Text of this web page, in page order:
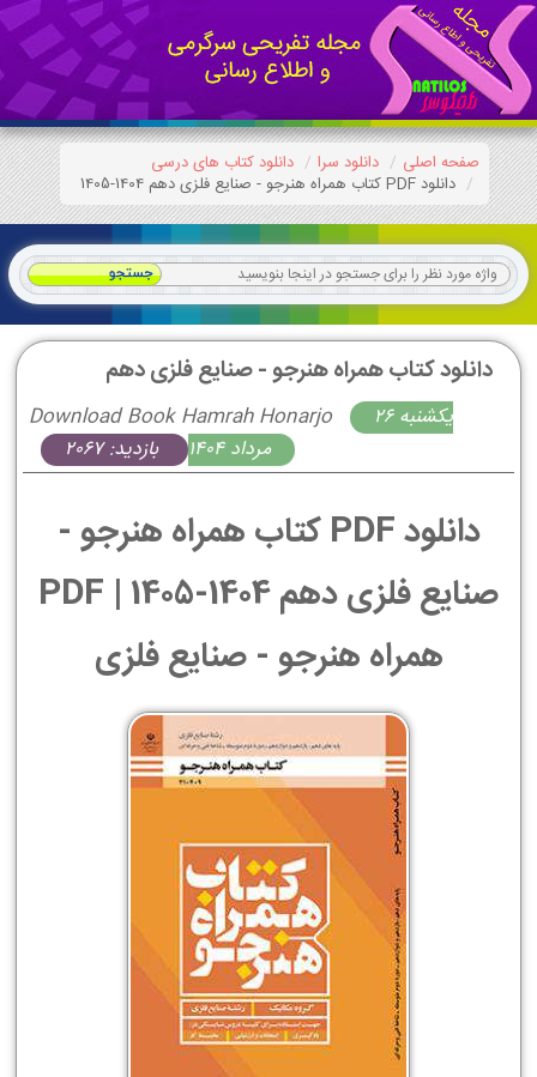
صفحه اصلی دانلود سرا
دانلود کتاب های درسی
دانلود PDF کتاب همراه هنرجو - صنایع فلزی دهم 1404-1405
دانلود کتاب همراه هنرجو - صنایع فلزی دهم
Download Book Hamrah Honarjo
يكشنبه 26
مرداد 1404
بازدید: 2067
دانلود PDF کتاب همراه هنرجو -
صنایع فلزی دهم 1404-1405 | PDF
همراه هنرجو - صنایع فلزی